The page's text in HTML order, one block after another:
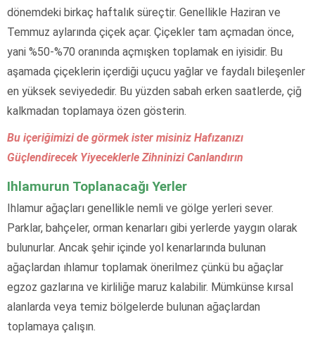
dönemdeki birkaç haftalık süreçtir. Genellikle Haziran ve
Temmuz aylarında çiçek açar. Çiçekler tam açmadan önce,
yani %50-%70 oranında açmışken toplamak en iyisidir. Bu
aşamada çiçeklerin içerdiği uçucu yağlar ve faydalı bileşenler
en yüksek seviyededir. Bu yüzden sabah erken saatlerde, çiğ
kalkmadan toplamaya özen gösterin.
Bu içeriğimizi de görmek ister misiniz Hafızanızı
Güçlendirecek Yiyeceklerle Zihninizi Canlandırın
Ihlamurun Toplanacağı Yerler
Ihlamur ağaçları genellikle nemli ve gölge yerleri sever.
Parklar, bahçeler, orman kenarları gibi yerlerde yaygın olarak
bulunurlar. Ancak şehir içinde yol kenarlarında bulunan
ağaçlardan ıhlamur toplamak önerilmez çünkü bu ağaçlar
egzoz gazlarına ve kirliliğe maruz kalabilir. Mümkünse kırsal
alanlarda veya temiz bölgelerde bulunan ağaçlardan
toplamaya çalışın.